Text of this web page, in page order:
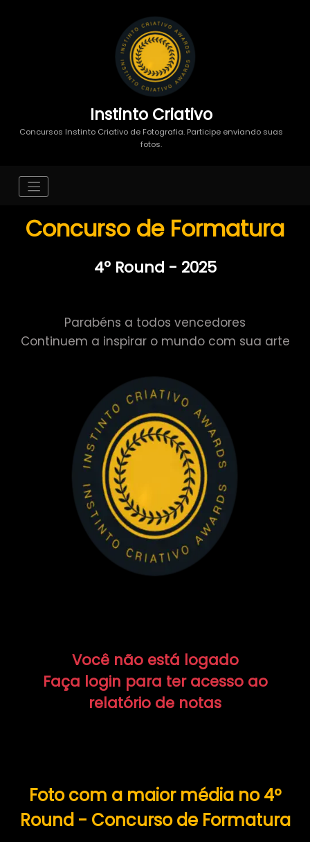
Instinto Criativo
Concursos Instinto Criativo de Fotografia. Participe enviando suas
fotos.
Concurso de Formatura
4º Round - 2025
Parabéns a todos vencedores
Continuem a inspirar o mundo com sua arte
Você não está logado
Faça login para ter acesso ao
relatório de notas
Foto com a maior média no 4º
Round - Concurso de Formatura